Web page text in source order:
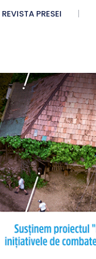
REVISTA PRESEI